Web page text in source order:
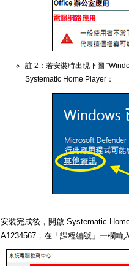
註 2：若安裝時出現下圖
Systematic Home Player：
安裝完成後，開啟 Systematic
A1234567，在「課程編號」一欄輸